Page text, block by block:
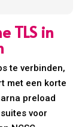
TLS in
te verbinden,
met een korte
preload
voor